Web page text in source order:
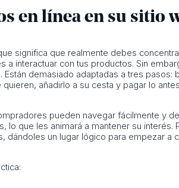
en línea en su sitio
significa que realmente debes
a interactuar con tus productos. Sin
demasiado adaptadas a tres
añadirlo a su cesta y pagar lo
pueden navegar fácilmente y
lo que les animará a mantener su
dándoles un lugar lógico para empezar a